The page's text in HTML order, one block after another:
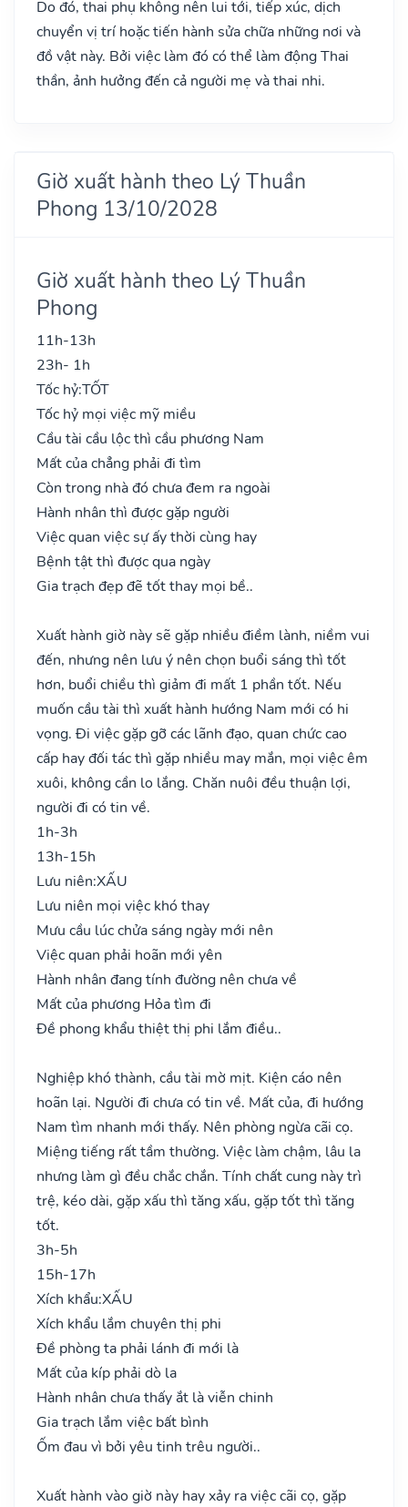
Do đó, thai phụ không nên lui tới, tiếp xúc, dịch
chuyển vị trí hoặc tiến hành sửa chữa những nơi và
đồ vật này. Bởi việc làm đó có thể làm động Thai
thần, ảnh hưởng đến cả người mẹ và thai nhi.
Giờ xuất hành theo Lý Thuần
Phong 13/10/2028
Giờ xuất hành theo Lý Thuần
Phong
11h-13h
23h- 1h
Tốc hỷ:TỐT
Tốc hỷ mọi việc mỹ miều
Cầu tài cầu lộc thì cầu phương Nam
Mất của chẳng phải đi tìm
Còn trong nhà đó chưa đem ra ngoài
Hành nhân thì được gặp người
Việc quan việc sự ấy thời cùng hay
Bệnh tật thì được qua ngày
Gia trạch đẹp đẽ tốt thay mọi bề..
Xuất hành giờ này sẽ gặp nhiều điềm lành, niềm vui
đến, nhưng nên lưu ý nên chọn buổi sáng thì tốt
hơn, buổi chiều thì giảm đi mất 1 phần tốt. Nếu
muốn cầu tài thì xuất hành hướng Nam mới có hi
vọng. Đi việc gặp gỡ các lãnh đạo, quan chức cao
cấp hay đối tác thì gặp nhiều may mắn, mọi việc êm
xuôi, không cần lo lắng. Chăn nuôi đều thuận lợi,
người đi có tin về.
1h-3h
13h-15h
Lưu niên:XẤU
Lưu niên mọi việc khó thay
Mưu cầu lúc chửa sáng ngày mới nên
Việc quan phải hoãn mới yên
Hành nhân đang tính đường nên chưa về
Mất của phương Hỏa tìm đi
Đề phong khẩu thiệt thị phi lắm điều..
Nghiệp khó thành, cầu tài mờ mịt. Kiện cáo nên
hoãn lại. Người đi chưa có tin về. Mất của, đi hướng
Nam tìm nhanh mới thấy. Nên phòng ngừa cãi cọ.
Miệng tiếng rất tầm thường. Việc làm chậm, lâu la
nhưng làm gì đều chắc chắn. Tính chất cung này trì
trệ, kéo dài, gặp xấu thì tăng xấu, gặp tốt thì tăng
tốt.
3h-5h
15h-17h
Xích khẩu:XẤU
Xích khẩu lắm chuyên thị phi
Đề phòng ta phải lánh đi mới là
Mất của kíp phải dò la
Hành nhân chưa thấy ắt là viễn chinh
Gia trạch lắm việc bất bình
Ốm đau vì bởi yêu tinh trêu người..
Xuất hành vào giờ này hay xảy ra việc cãi cọ, gặp